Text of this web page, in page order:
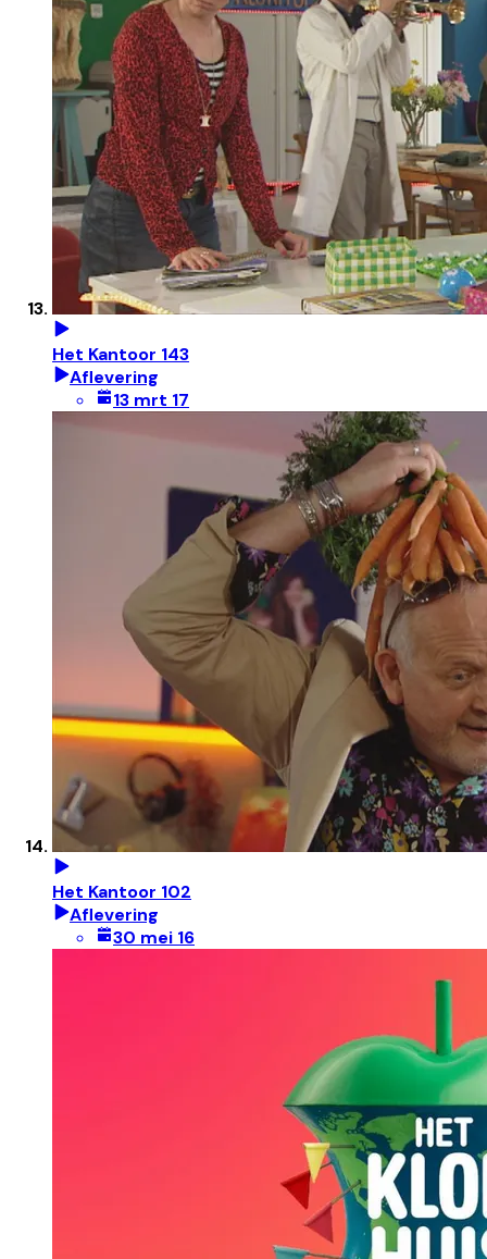
Het Kantoor 143
Aflevering
13 mrt 17
Het Kantoor 102
Aflevering
30 mei 16